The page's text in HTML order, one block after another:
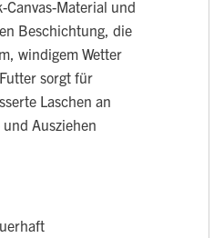
Material und
Beschichtung, die
windigem Wetter
sorgt für
Laschen an
Ausziehen